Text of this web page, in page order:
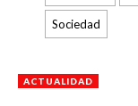
Sociedad
ACTUALIDAD